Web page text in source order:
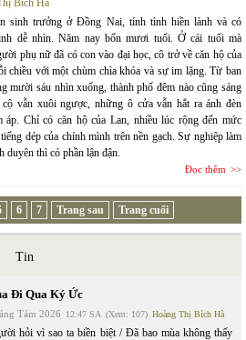
sinh trưởng ở Đồng Nai, tính tình hiền lành và có
dễ nhìn. Năm nay bốn mươi tuổi. Ở cái tuổi mà
phụ nữ đã có con vào đại học, cô trở về căn hộ của
chiều với một chùm chìa khóa và sự im lặng. Từ ban
mười sáu nhìn xuống, thành phố đêm nào cũng sáng
vẫn xuôi ngược, những ô cửa vẫn hắt ra ánh đèn
áp. Chỉ có căn hộ của Lan, nhiều lúc rộng đến mức
dép của chính mình trên nền gạch. Sự nghiệp làm
thì có phần lận đận.
Đọc thêm
6 7 Trang sau Trang cuối
Tin
Đi Qua Ký Ức
Tám 2026 12:47 SA (Xem: 107) Hoàng Thị Bích Hà
hỏi vì sao ta biền biệt / Đã bao mùa không thấy